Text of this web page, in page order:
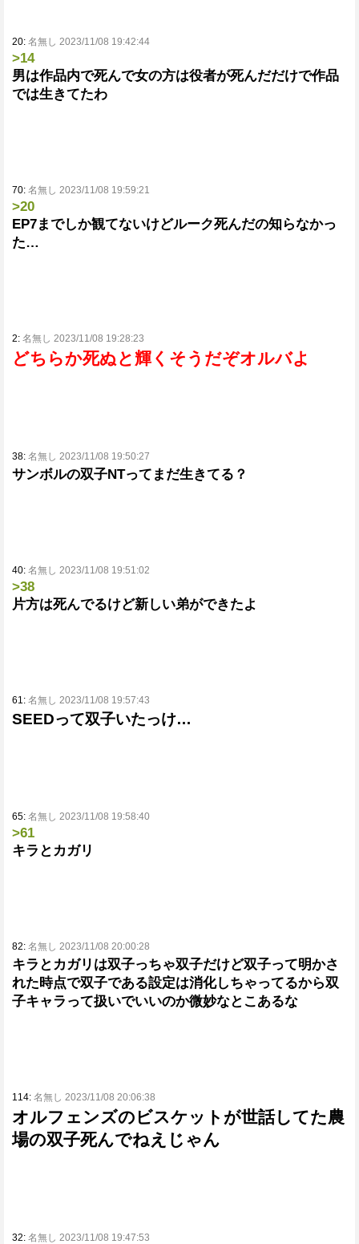
20: 名無し 2023/11/08 19:42:44
>14
男は作品内で死んで女の方は役者が死んだだけで作品
では生きてたわ
70: 名無し 2023/11/08 19:59:21
>20
EP7までしか観てないけどルーク死んだの知らなかっ
た…
2: 名無し 2023/11/08 19:28:23
どちらか死ぬと輝くそうだぞオルバよ
38: 名無し 2023/11/08 19:50:27
サンボルの双子NTってまだ生きてる？
40: 名無し 2023/11/08 19:51:02
>38
片方は死んでるけど新しい弟ができたよ
61: 名無し 2023/11/08 19:57:43
SEEDって双子いたっけ…
65: 名無し 2023/11/08 19:58:40
>61
キラとカガリ
82: 名無し 2023/11/08 20:00:28
キラとカガリは双子っちゃ双子だけど双子って明かさ
れた時点で双子である設定は消化しちゃってるから双
子キャラって扱いでいいのか微妙なとこあるな
114: 名無し 2023/11/08 20:06:38
オルフェンズのビスケットが世話してた農
場の双子死んでねえじゃん
32: 名無し 2023/11/08 19:47:53